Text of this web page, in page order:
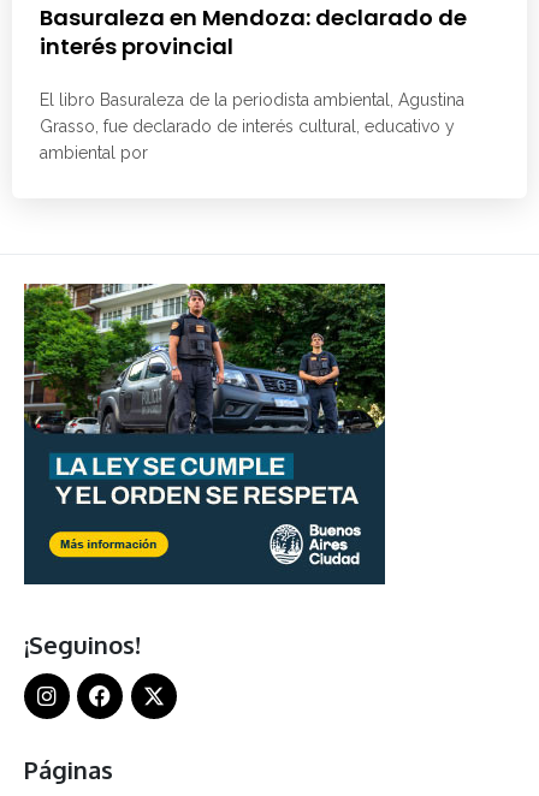
Basuraleza en Mendoza: declarado de
interés provincial
El libro Basuraleza de la periodista ambiental, Agustina
Grasso, fue declarado de interés cultural, educativo y
ambiental por
¡Seguinos!
Páginas